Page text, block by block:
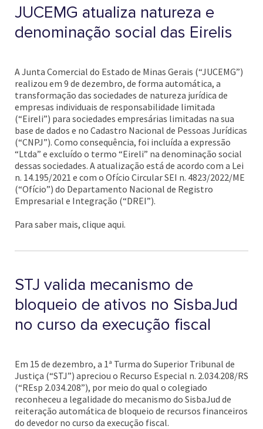
JUCEMG atualiza natureza e
denominação social das Eirelis
A Junta Comercial do Estado de Minas Gerais (“JUCEMG”)
realizou em 9 de dezembro, de forma automática, a
transformação das sociedades de natureza jurídica de
empresas individuais de responsabilidade limitada
(“Eireli”) para sociedades empresárias limitadas na sua
base de dados e no Cadastro Nacional de Pessoas Jurídicas
(“CNPJ”). Como consequência, foi incluída a expressão
“Ltda” e excluído o termo “Eireli” na denominação social
dessas sociedades. A atualização está de acordo com a Lei
n. 14.195/2021 e com o Ofício Circular SEI n. 4823/2022/ME
(“Ofício”) do Departamento Nacional de Registro
Empresarial e Integração (“DREI”).
Para saber mais, clique aqui.
STJ valida mecanismo de
bloqueio de ativos no SisbaJud
no curso da execução fiscal
Em 15 de dezembro, a 1ª Turma do Superior Tribunal de
Justiça (“STJ”) apreciou o Recurso Especial n. 2.034.208/RS
(“REsp 2.034.208”), por meio do qual o colegiado
reconheceu a legalidade do mecanismo do SisbaJud de
reiteração automática de bloqueio de recursos financeiros
do devedor no curso da execução fiscal.